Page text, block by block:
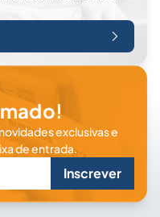
exclusivas e
de entrada.
Inscrever